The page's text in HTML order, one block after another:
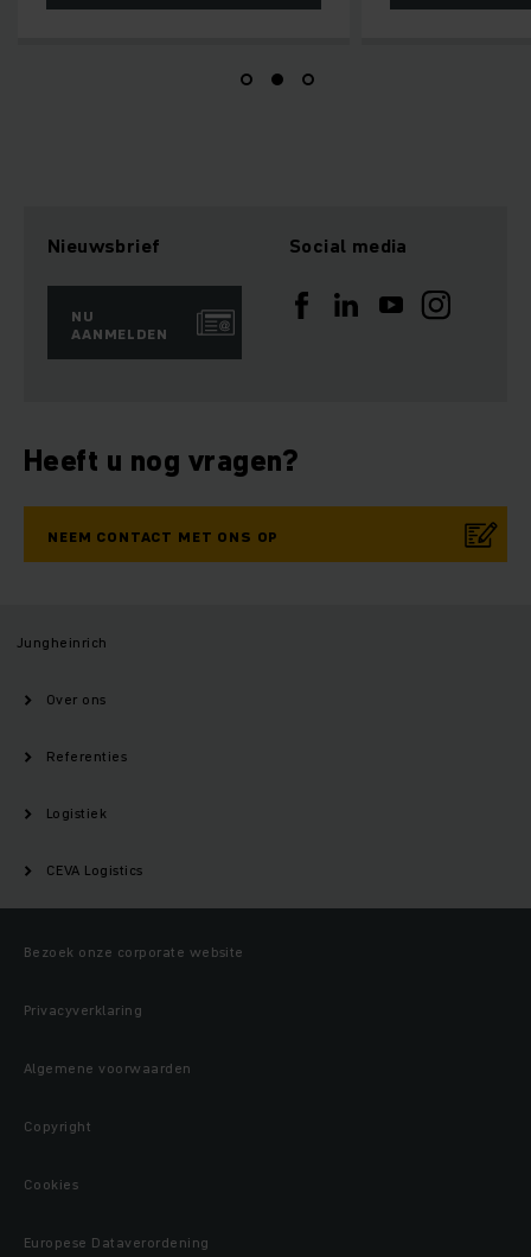
Nieuwsbrief
NU
AANMELDEN
Social media
Heeft u nog vragen?
NEEM CONTACT MET ONS OP
Jungheinrich
Over ons
Referenties
Logistiek
CEVA Logistics
Bezoek onze corporate website
Privacyverklaring
Algemene voorwaarden
Copyright
Cookies
Europese Dataverordening